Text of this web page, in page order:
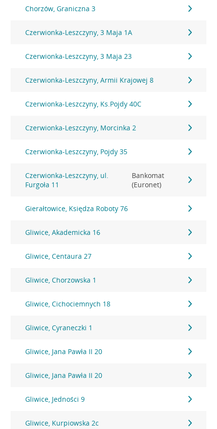
Chorzów, Graniczna 3
Czerwionka-Leszczyny, 3 Maja 1A
Czerwionka-Leszczyny, 3 Maja 23
Czerwionka-Leszczyny, Armii Krajowej 8
Czerwionka-Leszczyny, Ks.Pojdy 40C
Czerwionka-Leszczyny, Morcinka 2
Czerwionka-Leszczyny, Pojdy 35
Czerwionka-Leszczyny, ul.
Furgoła 11
Bankomat
(Euronet)
Gierałtowice, Księdza Roboty 76
Gliwice, Akademicka 16
Gliwice, Centaura 27
Gliwice, Chorzowska 1
Gliwice, Cichociemnych 18
Gliwice, Cyraneczki 1
Gliwice, Jana Pawła II 20
Gliwice, Jana Pawła II 20
Gliwice, Jedności 9
Gliwice, Kurpiowska 2c